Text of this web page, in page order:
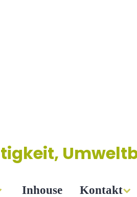
Inhouse Kontakt